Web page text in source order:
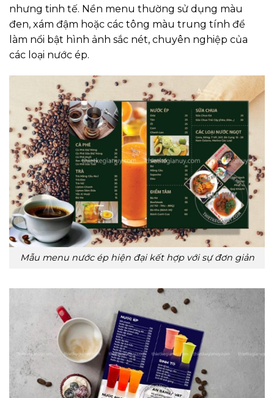
nhưng tinh tế. Nền menu thường sử dụng màu
đen, xám đậm hoặc các tông màu trung tính để
làm nổi bật hình ảnh sắc nét, chuyên nghiệp của
các loại nước ép.
Mẫu menu nước ép hiện đại kết hợp với sự đơn giản